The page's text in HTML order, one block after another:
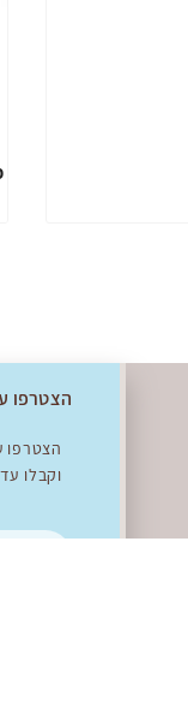
הצטרפו
הצטרפו
וקבלו